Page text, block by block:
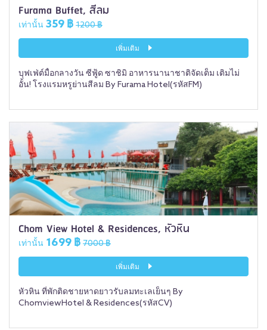
Furama Buffet, สีลม
เท่านั้น 359 ฿ 1200 ฿
เพิ่มเติม
บุฟเฟ่ต์มื้อกลางวัน ซีฟู้ด ซาชิมิ อาหารนานาชาติจัดเต็ม เติมไม่
อั้น! โรงแรมหรูย่านสีลม By Furama Hotel(รหัสFM)
Chom View Hotel & Residences, หัวหิน
เท่านั้น 1699 ฿ 7000 ฿
เพิ่มเติม
หัวหิน ที่พักติดชายหาดยาวรับลมทะเลเย็นๆ By
ChomviewHotel & Residences(รหัสCV)